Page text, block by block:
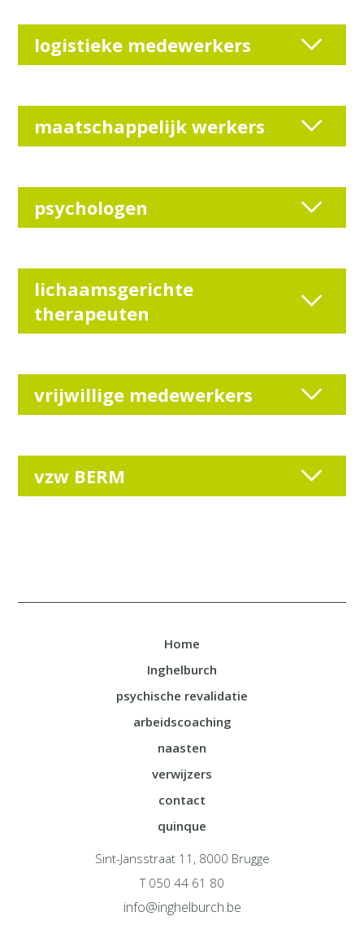
logistieke medewerkers
maatschappelijk werkers
psychologen
lichaamsgerichte
therapeuten
vrijwillige medewerkers
vzw BERM
Home
Inghelburch
psychische revalidatie
arbeidscoaching
naasten
verwijzers
contact
quinque
Sint-Jansstraat 11, 8000 Brugge
T 050 44 61 80
info@inghelburch.be